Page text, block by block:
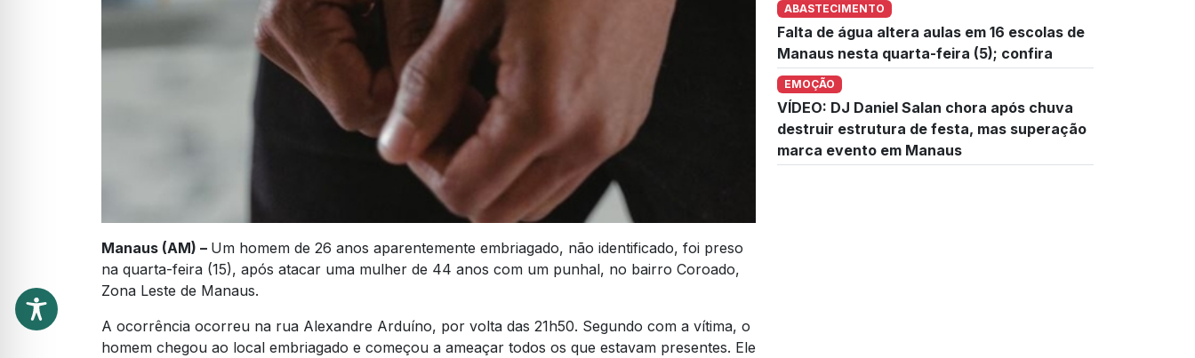
Manaus (AM) – Um homem de 26 anos aparentemente embriagado, não identificado, foi preso
na quarta-feira (15), após atacar uma mulher de 44 anos com um punhal, no bairro Coroado,
Zona Leste de Manaus.
A ocorrência ocorreu na rua Alexandre Arduíno, por volta das 21h50. Segundo com a vítima, o
homem chegou ao local embriagado e começou a ameaçar todos os que estavam presentes. Ele
ABASTECIMENTO
Falta de água altera aulas em 16 escolas de
Manaus nesta quarta-feira (5); confira
EMOÇÃO
VÍDEO: DJ Daniel Salan chora após chuva
destruir estrutura de festa, mas superação
marca evento em Manaus